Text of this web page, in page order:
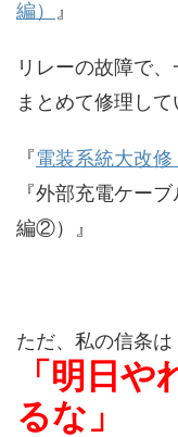
編） 』
リレーの故障で
まとめて修理して
『電装系統大改修
『外部充電ケー
編②）』
ただ、私の信条は
「明日
るな」